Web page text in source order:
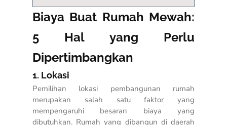
Biaya Buat Rumah Mewah:
5 Hal yang Perlu
Dipertimbangkan
1. Lokasi
Pemilihan lokasi pembangunan rumah
merupakan salah satu faktor yang
mempengaruhi besaran biaya yang
dibutuhkan. Rumah yang dibangun di daerah